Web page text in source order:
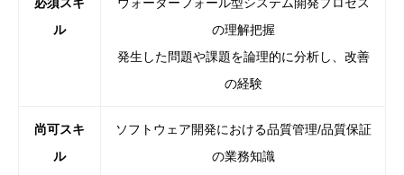
ル
の理解把握
発生した問題や課題を論理的に分析し、改善
の経験
尚可スキ
ル
ソフトウェア開発における品質管理/品質保証
の業務知識